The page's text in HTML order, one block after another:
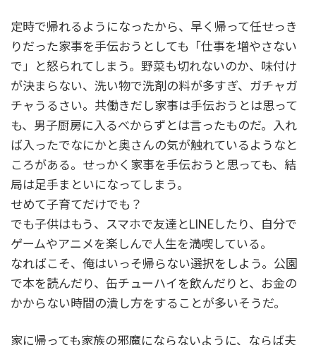
定時で帰れるようになったから、早く帰って任せっき
りだった家事を手伝おうとしても「仕事を増やさない
で」と怒られてしまう。野菜も切れないのか、味付け
が決まらない、洗い物で洗剤の料が多すぎ、ガチャガ
チャうるさい。共働きだし家事は手伝おうとは思って
も、男子厨房に入るべからずとは言ったものだ。入れ
ば入ったでなにかと奥さんの気が触れているようなと
ころがある。せっかく家事を手伝おうと思っても、結
局は足手まといになってしまう。
せめて子育てだけでも？
でも子供はもう、スマホで友達とLINEしたり、自分で
ゲームやアニメを楽しんで人生を満喫している。
なればこそ、俺はいっそ帰らない選択をしよう。公園
で本を読んだり、缶チューハイを飲んだりと、お金の
かからない時間の潰し方をすることが多いそうだ。
家に帰っても家族の邪魔にならないように、ならば夫